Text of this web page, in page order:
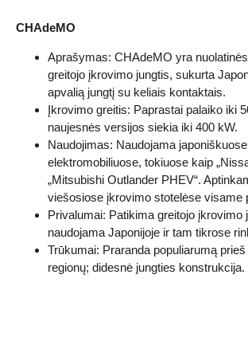
CHAdeMO
Aprašymas: CHAdeMO yra
greitojo įkrovimo jungtis, sukurta
apvalią jungtį su keliais kontaktais.
Įkrovimo greitis: Paprastai palaiko iki
naujesnės versijos siekia iki 400 kW.
Naudojimas: Naudojama japoniškuose
elektromobiliuose, tokiuose kaip
„Mitsubishi Outlander PHEV“.
viešosiose įkrovimo stotelėse visame
Privalumai: Patikima greitojo įkrovimo
naudojama Japonijoje ir tam tikrose
Trūkumai: Praranda populiarumą
regionų; didesnė jungties konstrukcija.